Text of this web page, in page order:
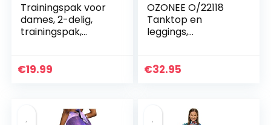
Trainingspak voor
dames, 2-delig,
trainingspak,
sportpak, top +
€19.99
OZONEE O/22118
Tanktop en
leggings,
sportlegging,
€32.95